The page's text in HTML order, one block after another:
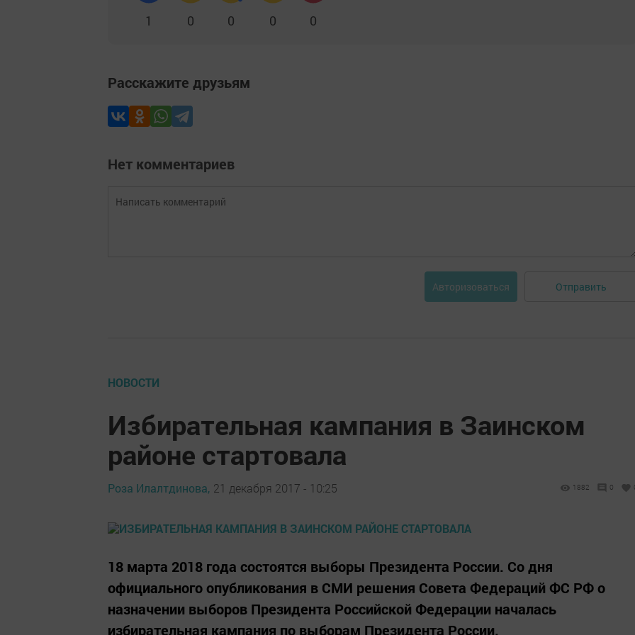
1 0 0 0 0
Расскажите друзьям
Нет комментариев
Авторизоваться Отправить
НОВОСТИ
Избирательная кампания в Заинском
районе стартовала
Роза Илалтдинова, 21 декабря 2017 - 10:25 1882 0
18 марта 2018 года состоятся выборы Президента России. Со дня
официального опубликования в СМИ решения Совета Федераций ФС РФ о
назначении выборов Президента Российской Федерации началась
избирательная кампания по выборам Президента России.